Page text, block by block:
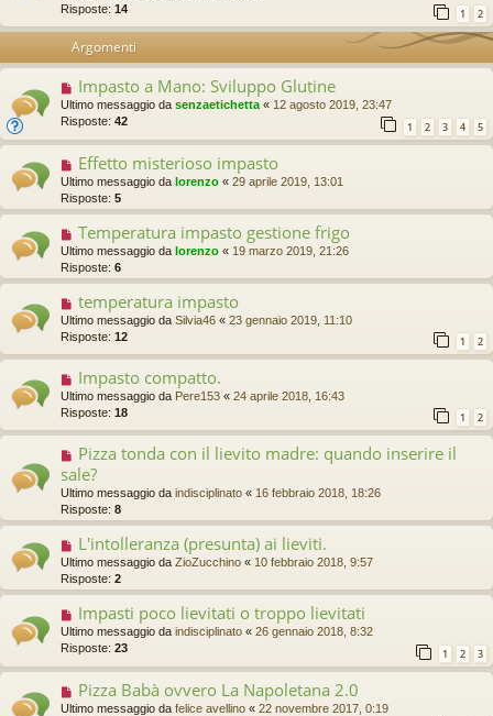
Risposte: 14 1 2
Argomenti
Impasto a Mano: Sviluppo Glutine
Ultimo messaggio da senzaetichetta « 12 agosto 2019, 23:47
Risposte: 42 1 2 3 4 5
Effetto misterioso impasto
Ultimo messaggio da lorenzo « 29 aprile 2019, 13:01
Risposte: 5
Temperatura impasto gestione frigo
Ultimo messaggio da lorenzo « 19 marzo 2019, 21:26
Risposte: 6
temperatura impasto
Ultimo messaggio da Silvia46 « 23 gennaio 2019, 11:10
Risposte: 12 1 2
Impasto compatto.
Ultimo messaggio da Pere153 « 24 aprile 2018, 16:43
Risposte: 18 1 2
Pizza tonda con il lievito madre: quando inserire il
sale?
Ultimo messaggio da indisciplinato « 16 febbraio 2018, 18:26
Risposte: 8
L'intolleranza (presunta) ai lieviti.
Ultimo messaggio da ZioZucchino « 10 febbraio 2018, 9:57
Risposte: 2
Impasti poco lievitati o troppo lievitati
Ultimo messaggio da indisciplinato « 26 gennaio 2018, 8:32
Risposte: 23 1 2 3
Pizza Babà ovvero La Napoletana 2.0
Ultimo messaggio da felice avellino « 22 novembre 2017, 0:19